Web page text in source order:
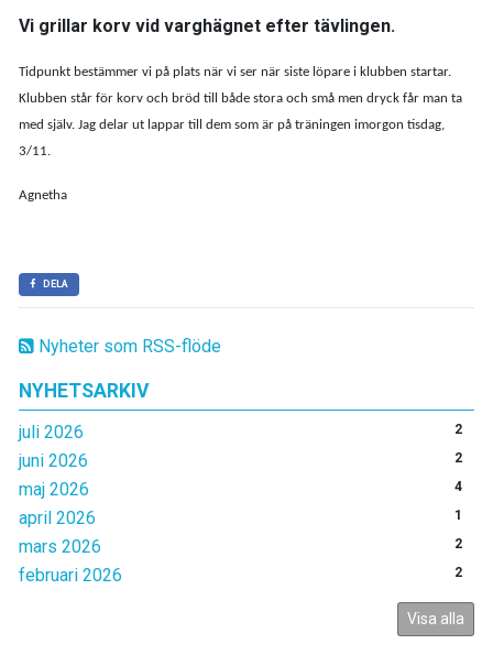
Nyheter som RSS-flöde
NYHETSARKIV
juli 2026 2
juni 2026 2
maj 2026 4
april 2026 1
mars 2026 2
februari 2026 2
Visa alla
Vi grillar korv vid varghägnet efter tävlingen.
Tidpunkt bestämmer vi på plats när vi ser när siste löpare i klubben startar.
Klubben står för korv och bröd till både stora och små men dryck får man ta
med själv. Jag delar ut lappar till dem som är på träningen imorgon tisdag,
3/11.
Agnetha
DELA